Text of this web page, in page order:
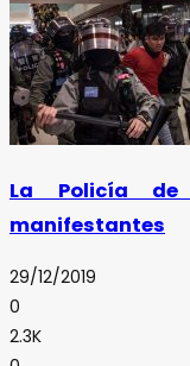
La Policía
manifestantes
29/12/2019
0
2.3K